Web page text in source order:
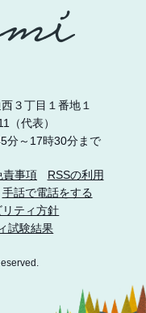
３丁目１番地１
（代表）
～17時30分まで
責事項
RSSの利用
手話で電話をする
ティ方針
試験結果